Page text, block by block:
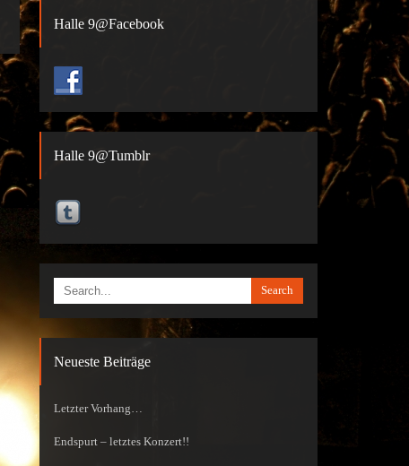
Halle 9@Facebook
Halle 9@Tumblr
Search
Neueste Beiträge
Letzter Vorhang…
Endspurt – letztes Konzert!!